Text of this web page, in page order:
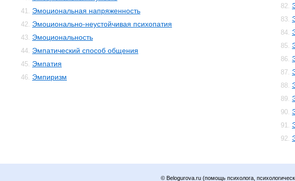
41. Эмоциональная напряженность
42. Эмоционально-неустойчивая психопатия
43. Эмоциональность
44. Эмпатический способ общения
45. Эмпатия
46. Эмпиризм
82.
83.
84.
85.
86.
87.
88.
89.
90.
91.
92.
© Belogurova.ru (помощь психолога,